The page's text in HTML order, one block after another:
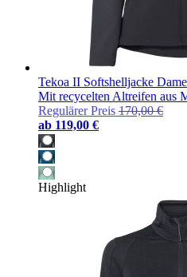
Tekoa II Softshelljacke
Mit recycelten Altreifen aus
Regulärer Preis 170,00 €
ab 119,00 €
Highlight